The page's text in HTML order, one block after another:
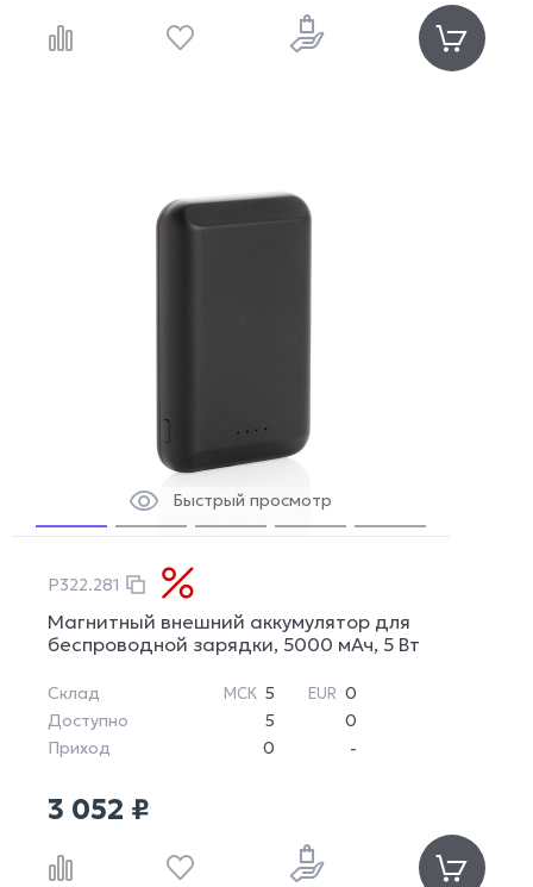
Быстрый просмотр
P322.281
Магнитный внешний аккумулятор для
беспроводной зарядки, 5000 мАч, 5 Вт
Склад МСК 5 EUR 0
Доступно
5
0
Приход
0 -
3 052 ₽